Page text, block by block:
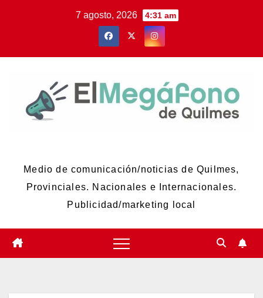
7 agosto, 2026 4:31 am
Medio de comunicación/noticias de Quilmes,
Provinciales. Nacionales e Internacionales.
Publicidad/marketing local